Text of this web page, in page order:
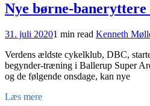
Nye børne-
31. juli 20201 min read Kenneth
Verdens ældste cykelklub, DBC,
begynder-træning i Ballerup Super
og de følgende onsdage, kan nye
Læs mere